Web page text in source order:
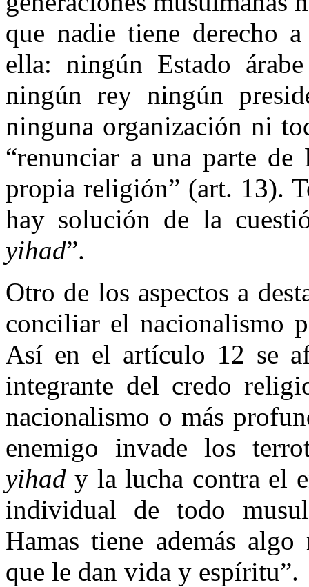
que nadie tiene derecho
ella: ningún Estado
ningún rey ningún
ninguna organización ni
“renunciar a una parte de
propia religión” (art. 13).
hay solución de la
yihad”.
Otro de los aspectos a
conciliar el nacionalismo
Así en el artículo 12 se
integrante del credo
nacionalismo o más
enemigo invade los
yihad y la lucha contra el
individual de todo
Hamas tiene además
que le dan vida y espíritu”.